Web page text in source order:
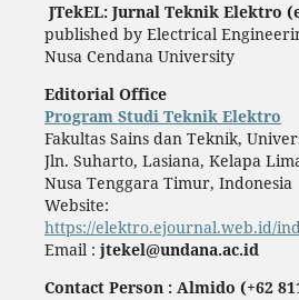
JTekEL: Jurnal Teknik Elektro
published by Electrical
Nusa Cendana University
Editorial Office
Program Studi Teknik Elektro
Fakultas Sains dan Teknik,
Jln. Suharto, Lasiana, Kelapa
Nusa Tenggara Timur, Indonesia
Website:
https://elektro.ejournal.web.id/
Email : jtekel@undana.ac.id
Contact Person : Almido (+62